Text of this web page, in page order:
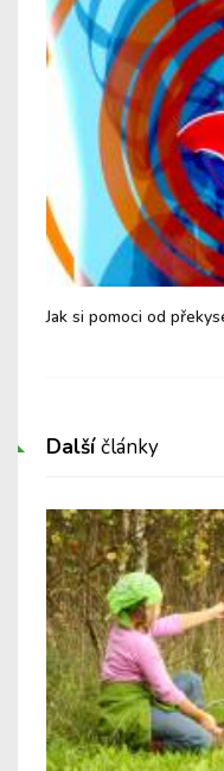
Jak si pomoci od
Dalšíčlánky